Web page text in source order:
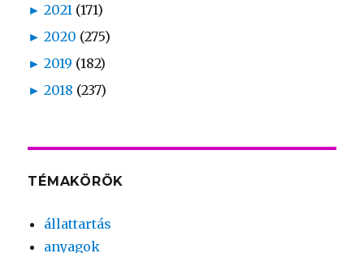
► 2021 (171)
► 2020 (275)
► 2019 (182)
► 2018 (237)
TÉMAKÖRÖK
állattartás
anyagok